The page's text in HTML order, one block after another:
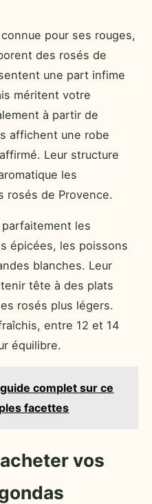
pour ses rouges,
des rosés de
une part infime
méritent votre
à partir de
affichent une robe
Leur structure
les
rosés de Provence.
les
épicées, les poissons
blanches. Leur
tête à des plats
rosés plus légers.
entre 12 et 14
équilibre.
complet sur ce
facettes
vos